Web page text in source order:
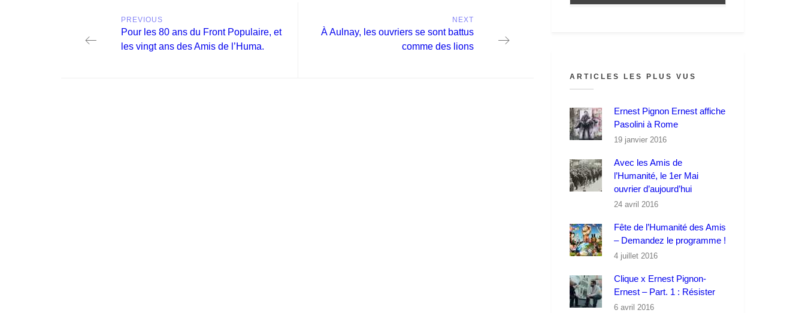
navigation
PREVIOUS
Previous
post:
Pour les 80 ans du Front Populaire, et
les vingt ans des Amis de l’Huma.
NEXT
Next
À Aulnay, les ouvriers se sont battus
comme des lions
ARTICLES LES PLUS VUS
Ernest Pignon Ernest affiche
Pasolini à Rome
19 janvier 2016
Avec les Amis de
l’Humanité, le 1er Mai
ouvrier d’aujourd’hui
24 avril 2016
Fête de l’Humanité des Amis
– Demandez le programme !
4 juillet 2016
Clique x Ernest Pignon-
Ernest – Part. 1 : Résister
6 avril 2016